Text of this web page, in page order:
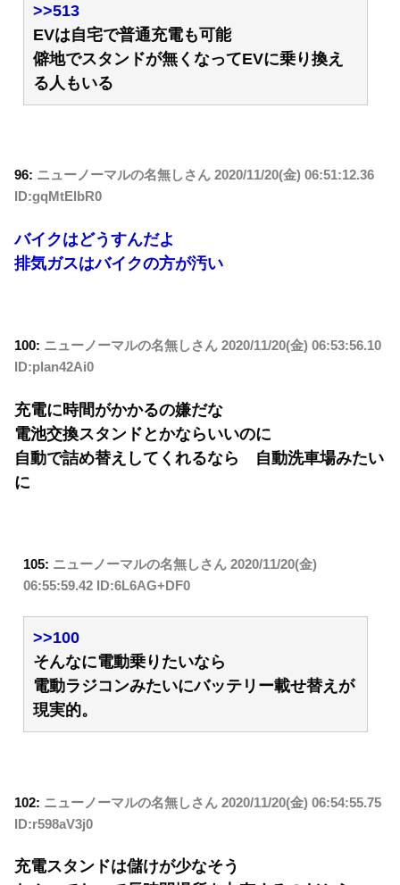
>>513
EVは自宅で普通充電も可能
僻地でスタンドが無くなってEVに乗り換え
る人もいる
96: ニューノーマルの名無しさん 2020/11/20(金) 06:51:12.36
ID:gqMtElbR0
バイクはどうすんだよ
排気ガスはバイクの方が汚い
100: ニューノーマルの名無しさん 2020/11/20(金) 06:53:56.10
ID:plan42Ai0
充電に時間がかかるの嫌だな
電池交換スタンドとかならいいのに
自動で詰め替えしてくれるなら 自動洗車場みたい
に
105: ニューノーマルの名無しさん 2020/11/20(金)
06:55:59.42 ID:6L6AG+DF0
>>100
そんなに電動乗りたいなら
電動ラジコンみたいにバッテリー載せ替えが
現実的。
102: ニューノーマルの名無しさん 2020/11/20(金) 06:54:55.75
ID:r598aV3j0
充電スタンドは儲けが少なそう